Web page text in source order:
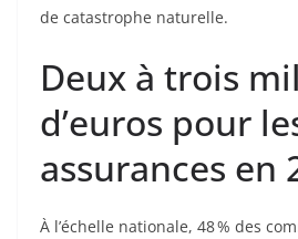
de catastrophe naturelle.
Deux à trois
d’euros pour
assurances en
À l’échelle nationale, 48 % des